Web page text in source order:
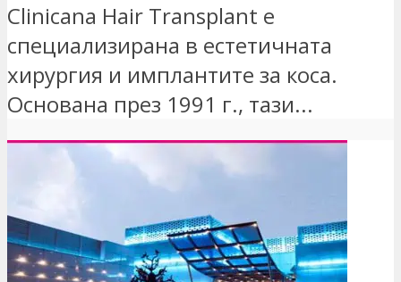
Clinicana Hair Transplant е
специализирана в естетичната
хирургия и имплантите за коса.
Основана през 1991 г., тази...